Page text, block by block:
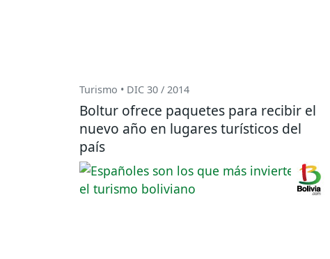
Turismo • DIC 30 / 2014
Boltur ofrece paquetes para recibir el
nuevo año en lugares turísticos del
país